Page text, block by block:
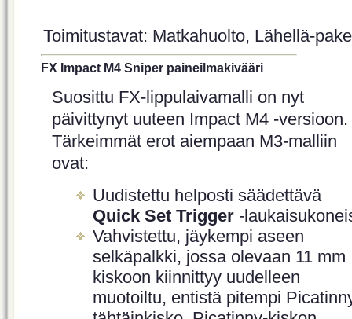
Toimitustavat: Matkahuolto, Lähellä-
FX Impact M4 Sniper paineilmakivääri
Suosittu FX-lippulaivamalli on nyt
päivittynyt uuteen Impact M4 -versioon.
Tärkeimmät erot aiempaan M3-malliin
ovat:
Uudistettu helposti säädettävä
Quick Set Trigger-
Vahvistettu, jäykempi aseen
selkäpalkki, jossa olevaan 11 mm
kiskoon kiinnittyy uudelleen
muotoiltu, entistä pitempi